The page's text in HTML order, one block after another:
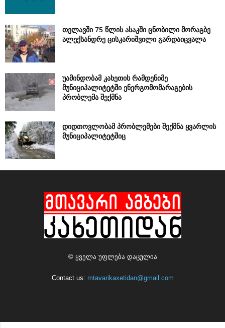
თელავში 75 წლის ასაკში ცნობილი მორაგბე
ალექსანდრე ცისკარიშვილი გარდაიცვალა
უამინდობამ კახეთის რამდენიმე
მუნიციპალიტეტში ენერგომომარაგების
პრობლემა შექმნა
დიდთოვლობამ პრობლემები შექმნა ყვარლის
მუნიციპალიტეტშიც
© ყველა უფლება დაცულია
Contact us: mtavarikaxetidan@gmail.com